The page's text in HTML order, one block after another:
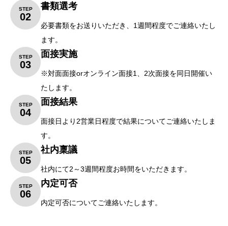
STEP
02
書類選考
必要書類をお送りいただき、1週間程度でご連絡いたし
ます。
STEP
03
面接実施
※対面面接orオンライン面接1、2次面接を同日開催い
たします。
STEP
04
面接結果
面接日より2営業日程度で結果についてご連絡いたしま
す。
STEP
05
社内稟議
社内にて2～3週間程度お時間をいただきます。
STEP
06
内定可否
内定可否についてご連絡いたします。